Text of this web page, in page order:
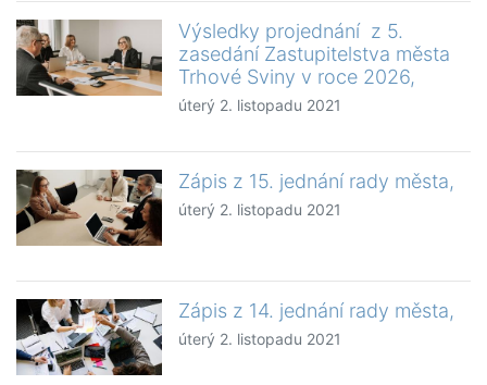
Výsledky projednání z 5.
zasedání Zastupitelstva města
Trhové Sviny v roce 2026,
úterý 2. listopadu 2021
Zápis z 15. jednání rady města,
úterý 2. listopadu 2021
Zápis z 14. jednání rady města,
úterý 2. listopadu 2021